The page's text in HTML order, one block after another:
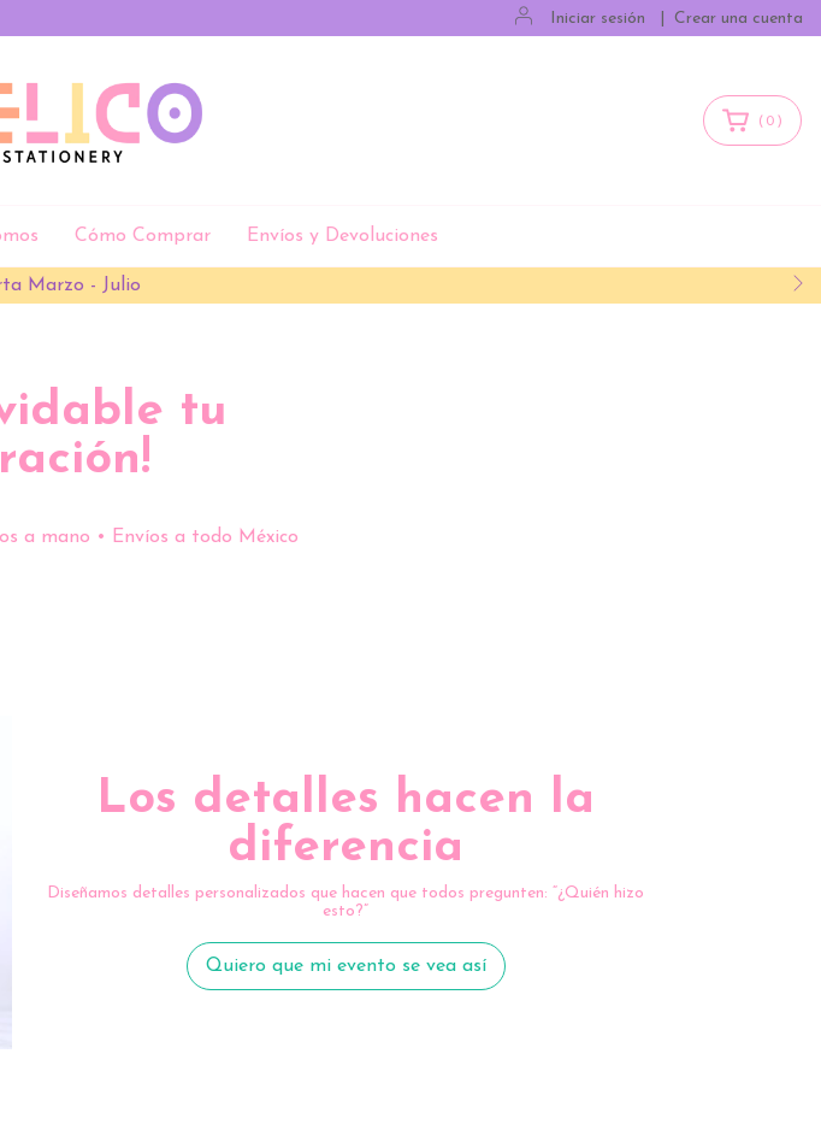
Iniciar sesión Crear una cuenta
locales desde $80 MXN
( 0 )
Cómo Comprar Envíos y Devoluciones
tu
a mano • Envíos a todo México
Los detalles hacen la
diferencia
Diseñamos detalles personalizados que hacen que todos pregunten: “¿Quién hizo
esto?”
Quiero que mi evento se vea así